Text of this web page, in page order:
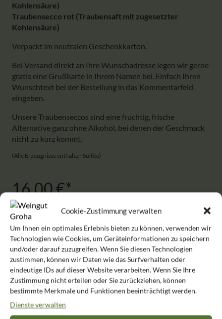
Cookie-Zustimmung verwalten
Um Ihnen ein optimales Erlebnis bieten zu können, verwenden wir
Technologien wie Cookies, um Geräteinformationen zu speichern
und/oder darauf zuzugreifen. Wenn Sie diesen Technologien
zustimmen, können wir Daten wie das Surfverhalten oder
eindeutige IDs auf dieser Website verarbeiten. Wenn Sie Ihre
Zustimmung nicht erteilen oder Sie zurückziehen, können
bestimmte Merkmale und Funktionen beeinträchtigt werden.
Dienste verwalten
Kohlensäure)
Traubensecco rot (Traubensaft mit zugesetzter
Kohlensäure)
Verpackt im neutralen Geschenkkarton.
Bei Versand direkt an Ihre Wunschadresse legen wir gerne
gratis eine Grußkarte in Ihrem Namen bei. Einfach Ihren
Wunschtext bei der Bestellung in das Kommentarfeld
eingeben.
Unsere Traubenseccos sind eine fruchtig, frische
Alternative ganz ohne Alkohol, bei denen der Geschmack
nicht zu kurz kommt.
(Alle Erzeugnisse enthalten Sulfite)
16,00€
Produkt enthält: 1,5l 10,67
prickelndes
Vergnügen
„Traubensecco-
Duo“
in
neutraler
Menge
In den Warenkorb
*inkl. 19 % MwSt. zzgl.Versandkosten